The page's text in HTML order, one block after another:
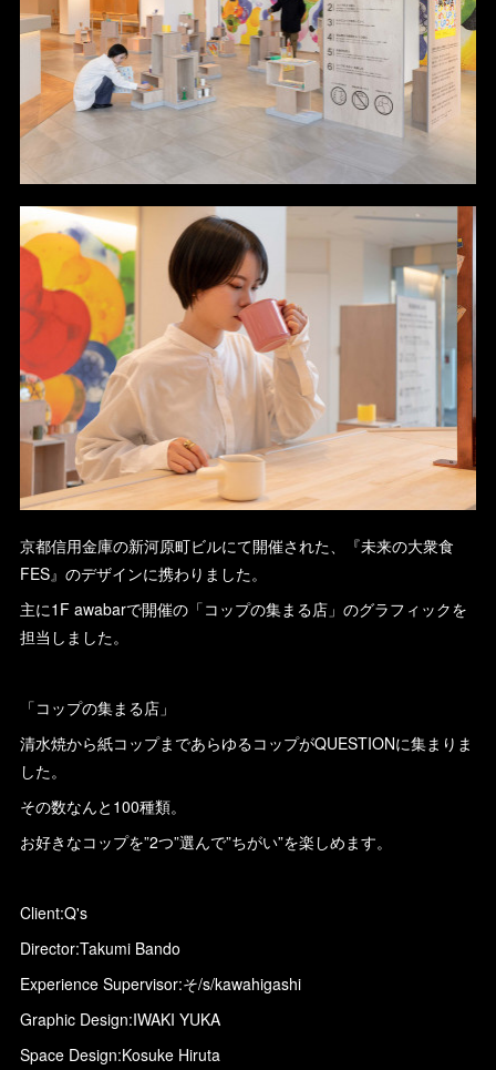
京都信用金庫の新河原町ビルにて開催された、『未来の大衆食
FES』のデザインに携わりました。
主に1F awabarで開催の「コップの集まる店」のグラフィックを
担当しました。
「コップの集まる店」
清水焼から紙コップまであらゆるコップがQUESTIONに集まりま
した。
その数なんと100種類。
お好きなコップを”2つ”選んで”ちがい”を楽しめます。
Client:Q's
Director:Takumi Bando
Experience Supervisor:そ/s/kawahigashi
Graphic Design:IWAKI YUKA
Space Design:Kosuke Hiruta